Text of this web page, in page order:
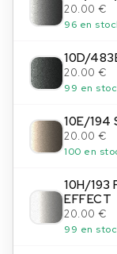
20.00 €
96 en
10D/
20.00 €
99 en
10E/194
20.00 €
100 en
10H/193
EFFECT
20.00 €
99 en